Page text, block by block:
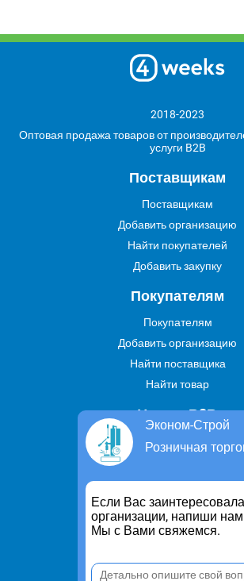
Эконом-Строй
Розничная
Если Вас
организации, напиши
Мы с Вами свяжемся.
2018-2023
Оптовая продажа товаров от
услуги B2B
Поставщикам
Поставщикам
Добавить организацию
Найти покупателей
Добавить закупку
Покупателям
Покупателям
Добавить организацию
Найти поставщика
Найти товар
Услуги В2В
Найти услугу
Предложить свою услугу
Дропшиппинг
Транспортные услуги
Информация